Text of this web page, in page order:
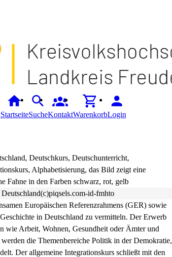
StartseiteSucheKontaktWarenkorbLogin
Deutschland(c)piqsels.com-id-fmhto
Europäischen Referenzrahmens (GER) sowie
in Deutschland zu vermitteln. Der Erwerb
wie Arbeit, Wohnen, Gesundheit oder Ämter und
die Themenbereiche Politik in der Demokratie,
Der allgemeine Integrationskurs schließt mit den